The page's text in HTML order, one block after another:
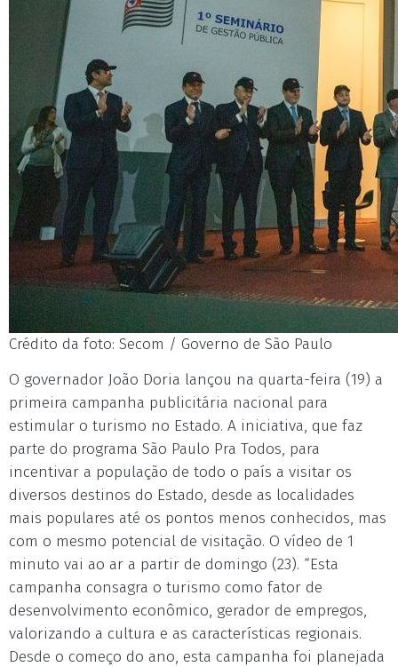
Crédito da foto: Secom / Governo de São Paulo
O governador João Doria lançou na quarta-feira (19) a
primeira campanha publicitária nacional para
estimular o turismo no Estado. A iniciativa, que faz
parte do programa São Paulo Pra Todos, para
incentivar a população de todo o país a visitar os
diversos destinos do Estado, desde as localidades
mais populares até os pontos menos conhecidos, mas
com o mesmo potencial de visitação. O vídeo de 1
minuto vai ao ar a partir de domingo (23). “Esta
campanha consagra o turismo como fator de
desenvolvimento econômico, gerador de empregos,
valorizando a cultura e as características regionais.
Desde o começo do ano, esta campanha foi planejada